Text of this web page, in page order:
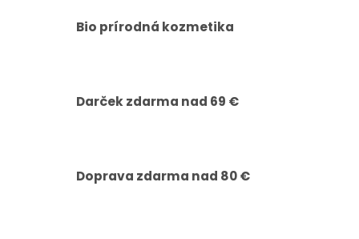
Bio prírodná kozmetika
Darček zdarma nad 69 €
Doprava zdarma nad 80 €